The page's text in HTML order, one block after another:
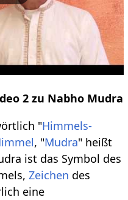
2 zu Nabho Mudra
"Himmels-
, "Mudra" heißt
ist das Symbol des
Zeichen des
eine